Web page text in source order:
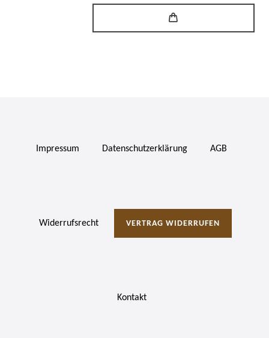
Impressum Daten­schutz­erklärung AGB
Widerrufs­recht VERTRAG WIDERRUFEN
Kontakt